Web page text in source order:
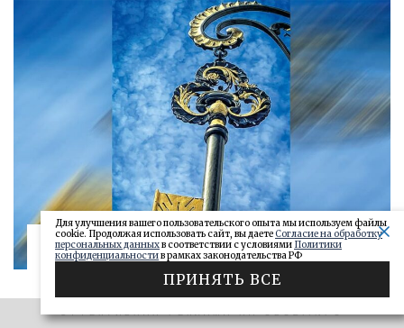
«САМАРСКОЕ ОБОЗРЕНИЕ» И «ДЕЛО»
Ключи от сейфа: самарские короли
Для улучшения вашего пользовательского опыта мы используем файлы
cookie. Продолжая использовать сайт, вы даетеСогласие на обработку
персональных данныхв соответствии с условиями Политики
конфиденциальностив рамках законодательства РФ
ПРИНЯТЬ ВСЕ
ЭФФЕКТИВНАЯ РЕКЛАМА НА OBOZ.INFO